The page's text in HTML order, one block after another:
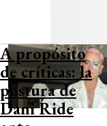
A propósito
de críticas: la
postura de
Dani Ride